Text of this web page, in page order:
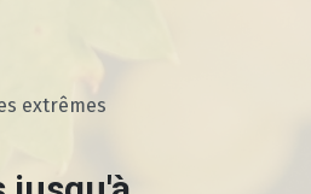
extrêmes